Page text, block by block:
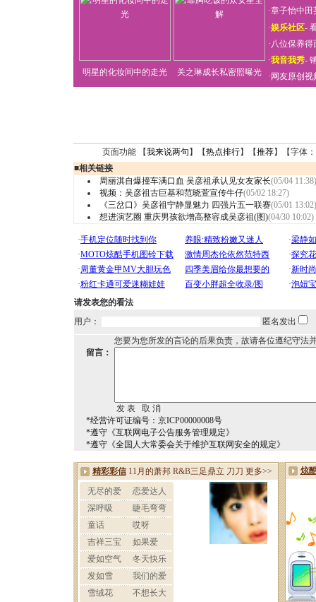
明星的化妆间中的走光 关之琳成长私密照曝光
·章子怡中田
·娱乐社区-
·八位保养得
·我音我秀-
· 网友原创视
页面功能 【我来说两句 】【热点排行】【推荐】【字体：
■相关链接
周丽淇自爆撞车满口血 吴彦祖承认见女友家长(05/04 11:38)
视频：吴彦祖古巨基和范晓萱宣传牛仔(05/02 18:27)
《三岔口》吴彦祖宁静显魅力 四强片五一联赛(05/01 13:02)
想进演艺圈 重庆男孩欲增高整容成吴彦祖(图)(04/30 10:02)
请发表您的看法
用户：
匿名发出
您要为您所发的言论的后果负责，故请各位遵纪守法
留言：
*经营许可证编号：京ICP00000008号
*遵守《互联网电子公告服务管理规定》
*遵守《全国人大常委会关于维护互联网安全的规定》